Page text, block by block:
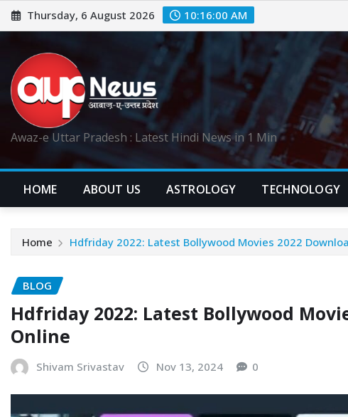
Skip
to
Thursday, 6 August 2026 10:16:02 AM
Awaz-e Uttar Pradesh : Latest Hindi News in 1 Min
HOME ABOUT US ASTROLOGY TECHNOLOGY
Home Hdfriday 2022: Latest Bollywood Movies 2022
BLOG
Hdfriday 2022: Latest Bollywood
Online
Shivam Srivastav Nov 13, 2024 0